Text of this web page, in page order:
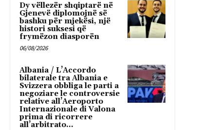
Dy vëllezër shqiptarë në
Gjenevë diplomojnë së
bashku për mjekësi, një
histori suksesi që
frymëzon diasporën
06/08/2026
Albania / L’Accordo
bilaterale tra Albania e
Svizzera obbliga le parti a
negoziare le controversie
relative all’Aeroporto
Internazionale di Valona
prima di ricorrere
all’arbitrato...